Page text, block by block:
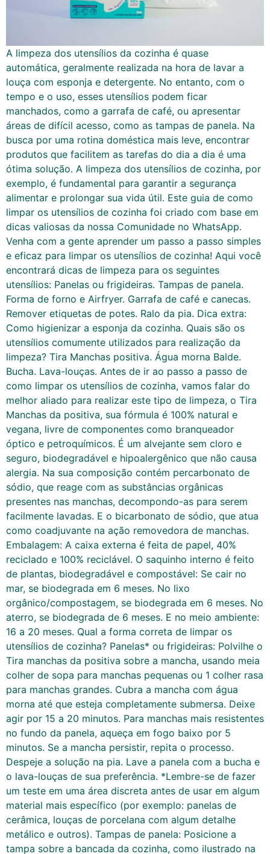
A limpeza dos utensílios da cozinha é quase
automática, geralmente realizada na hora de lavar a
louça com esponja e detergente. No entanto, com o
tempo e o uso, esses utensílios podem ficar
manchados, como a garrafa de café, ou apresentar
áreas de difícil acesso, como as tampas de panela. Na
busca por uma rotina doméstica mais leve, encontrar
produtos que facilitem as tarefas do dia a dia é uma
ótima solução. A limpeza dos utensílios de cozinha, por
exemplo, é fundamental para garantir a segurança
alimentar e prolongar sua vida útil. Este guia de como
limpar os utensílios de cozinha foi criado com base em
dicas valiosas da nossa Comunidade no WhatsApp.
Venha com a gente aprender um passo a passo simples
e eficaz para limpar os utensílios de cozinha! Aqui você
encontrará dicas de limpeza para os seguintes
utensílios: Panelas ou frigideiras. Tampas de panela.
Forma de forno e Airfryer. Garrafa de café e canecas.
Remover etiquetas de potes. Ralo da pia. Dica extra:
Como higienizar a esponja da cozinha. Quais são os
utensílios comumente utilizados para realização da
limpeza? Tira Manchas positiva. Água morna Balde.
Bucha. Lava-louças. Antes de ir ao passo a passo de
como limpar os utensílios de cozinha, vamos falar do
melhor aliado para realizar este tipo de limpeza, o Tira
Manchas da positiva, sua fórmula é 100% natural e
vegana, livre de componentes como branqueador
óptico e petroquímicos. É um alvejante sem cloro e
seguro, biodegradável e hipoalergênico que não causa
alergia. Na sua composição contém percarbonato de
sódio, que reage com as substâncias orgânicas
presentes nas manchas, decompondo-as para serem
facilmente lavadas. E o bicarbonato de sódio, que atua
como coadjuvante na ação removedora de manchas.
Embalagem: A caixa externa é feita de papel, 40%
reciclado e 100% reciclável. O saquinho interno é feito
de plantas, biodegradável e compostável: Se cair no
mar, se biodegrada em 6 meses. No lixo
orgânico/compostagem, se biodegrada em 6 meses. No
aterro, se biodegrada de 6 meses. E no meio ambiente:
16 a 20 meses. Qual a forma correta de limpar os
utensílios de cozinha? Panelas* ou frigideiras: Polvilhe o
Tira manchas da positiva sobre a mancha, usando meia
colher de sopa para manchas pequenas ou 1 colher rasa
para manchas grandes. Cubra a mancha com água
morna até que esteja completamente submersa. Deixe
agir por 15 a 20 minutos. Para manchas mais resistentes
no fundo da panela, aqueça em fogo baixo por 5
minutos. Se a mancha persistir, repita o processo.
Despeje a solução na pia. Lave a panela com a bucha e
o lava-louças de sua preferência. *Lembre-se de fazer
um teste em uma área discreta antes de usar em algum
material mais específico (por exemplo: panelas de
cerâmica, louças de porcelana com algum detalhe
metálico e outros). Tampas de panela: Posicione a
tampa sobre a bancada da cozinha, como ilustrado na